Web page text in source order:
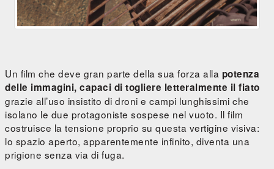
Un film che deve gran parte della sua forza alla potenza
delle immagini, capaci di togliere letteralmente il fiato
grazie all’uso insistito di droni e campi lunghissimi che
isolano le due protagoniste sospese nel vuoto. Il film
costruisce la tensione proprio su questa vertigine visiva:
lo spazio aperto, apparentemente infinito, diventa una
prigione senza via di fuga.